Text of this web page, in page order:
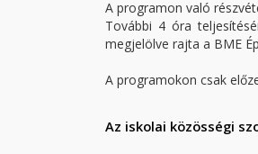
A programon való
További 4 óra
megjelölve rajta a BME
A programokon csak
Az iskolai közösségi